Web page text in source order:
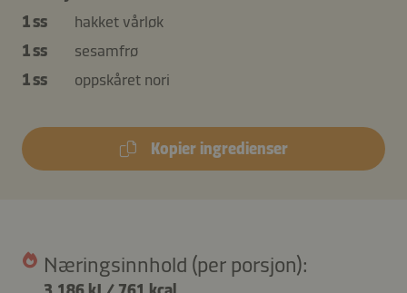
1 ss
hakket vårløk
1 ss
sesamfrø
1 ss
oppskåret nori
Kopier ingredienser
Næringsinnhold (per porsjon):